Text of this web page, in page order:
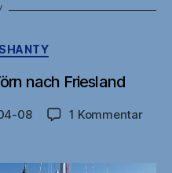
News
zum
Kategorien
SHANTY
nach Friesland
08 1 Kommentarzu